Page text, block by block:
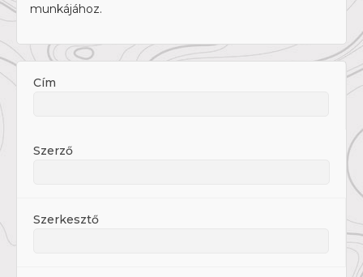
munkájához.
Cím
Szerző
Szerkesztő